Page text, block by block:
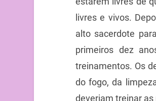
livres e vivos.
alto sacerdote
primeiros dez
treinamentos. Os
do fogo, da
deveriam treinar as